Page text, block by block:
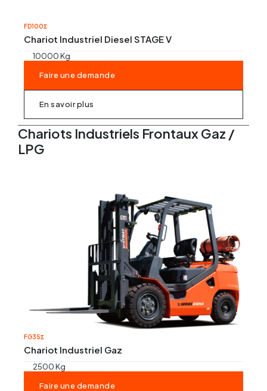
FD100Σ
Chariot Industriel Diesel STAGE V
10000 Kg
Faire une demande
En savoir plus
Chariots Industriels Frontaux Gaz /
LPG
FG35Σ
Chariot Industriel Gaz
2500 Kg
Faire une demande